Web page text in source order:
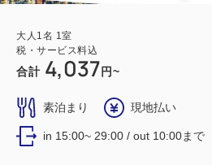
大人 1 名 1 室
税・サービス料込
合計 4,037 円~
素泊まり 現地払い
in 15:00~ 29:00 / out 10:00まで